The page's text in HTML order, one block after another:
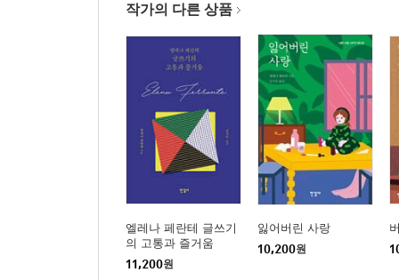
작가의 다른 상품
엘레나 페란테 글쓰기
의 고통과 즐거움
11,200원
잃어버린 사랑
10,200원